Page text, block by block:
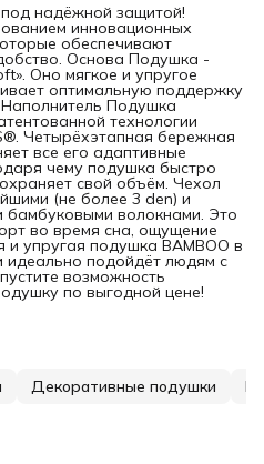
надёжной защитой!
инновационных
обеспечивают
Основа Подушка -
Оно мягкое и упругое
оптимальную поддержку
Подушка
технологии
Четырёхэтапная бережная
все его адаптивные
чему подушка быстро
свой объём. Чехол
(не более 3 den) и
волокнами. Это
во время сна, ощущение
упругая подушка BAMBOO в
идеально подойдёт людям с
возможность
по выгодной цене!
Декоративные подушки